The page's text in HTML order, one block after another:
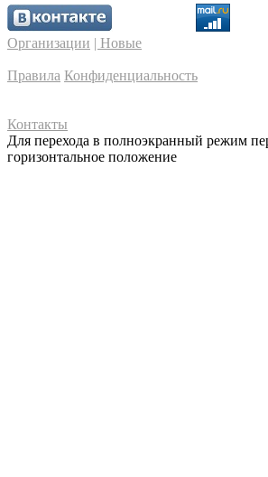
Организации | Новые
Правила Конфиденциальность
Контакты
Для перехода в полноэкранный режим
горизонтальное положение